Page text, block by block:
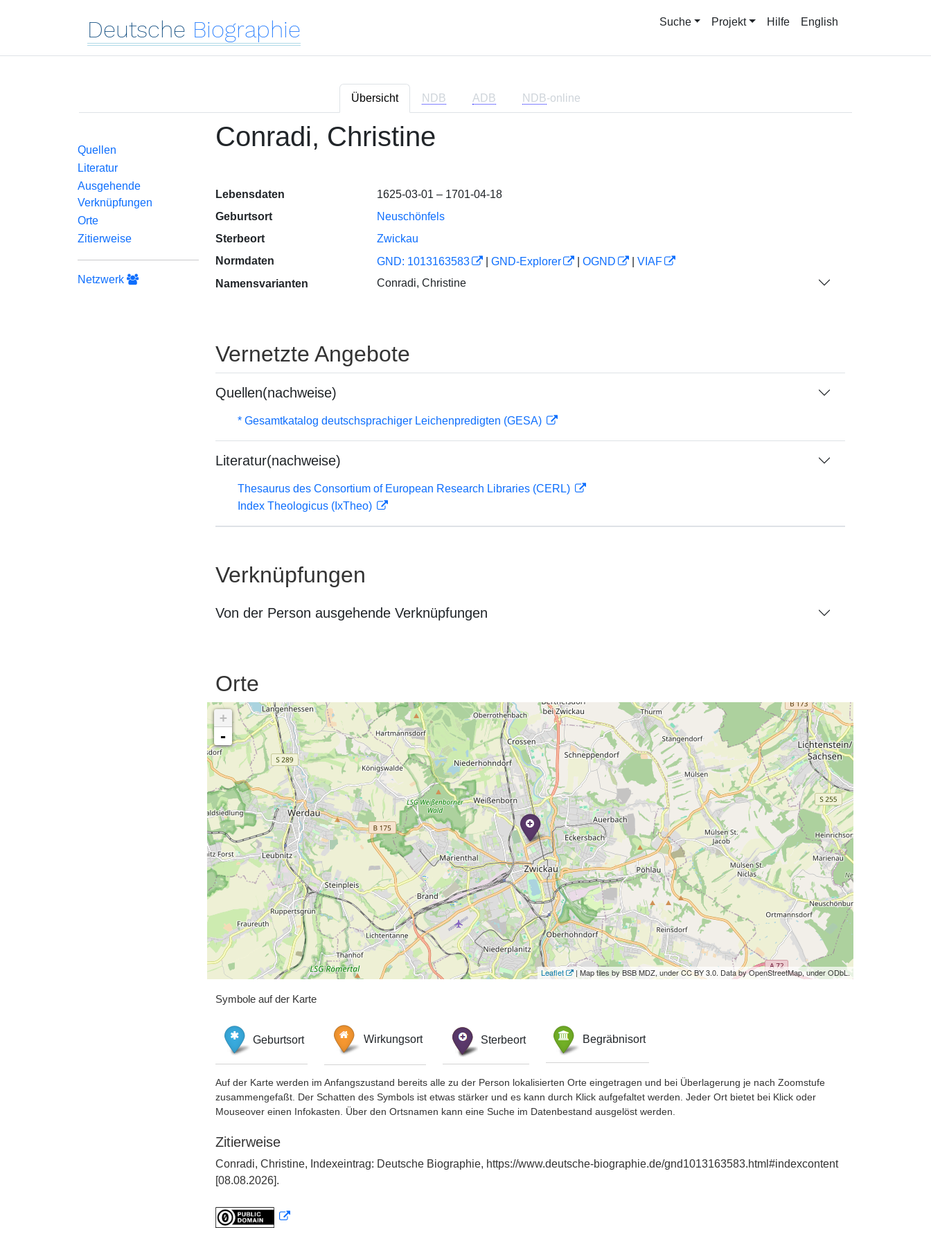
Deutsche Biographie Suche Projekt Hilfe English
Übersicht NDB ADB NDB-online
Quellen
Literatur
Ausgehende
Verknüpfungen
Orte
Zitierweise
Netzwerk
Conradi, Christine
Lebensdaten
1625-03-01 – 1701-04-18
Geburtsort
Neuschönfels
Sterbeort
Zwickau
Normdaten
GND: 1013163583 GND-Explorer OGND
VIAF
Namensvarianten
Conradi, Christine
Vernetzte Angebote
Quellen(nachweise)
* Gesamtkatalog deutschsprachiger Leichenpredigten (GESA)
Literatur(nachweise)
Thesaurus des Consortium of European Research Libraries (CERL)
Index Theologicus (IxTheo)
Verknüpfungen
Von der Person ausgehende Verknüpfungen
Orte
+
-
Leaflet | Map tiles by BSB MDZ, under CC BY 3.0. Data by OpenStreetMap, under ODbL.
Symbole auf der Karte
Geburtsort Wirkungsort Sterbeort Begräbnisort
Auf der Karte werden im Anfangszustand bereits alle zu der Person lokalisierten Orte eingetragen und bei Überlagerung je nach Zoomstufe
zusammengefaßt. Der Schatten des Symbols ist etwas stärker und es kann durch Klick aufgefaltet werden. Jeder Ort bietet bei Klick oder
Mouseover einen Infokasten. Über den Ortsnamen kann eine Suche im Datenbestand ausgelöst werden.
Zitierweise
Conradi, Christine, Indexeintrag: Deutsche Biographie, https://www.deutsche-biographie.de/gnd1013163583.html#indexcontent
[08.08.2026].